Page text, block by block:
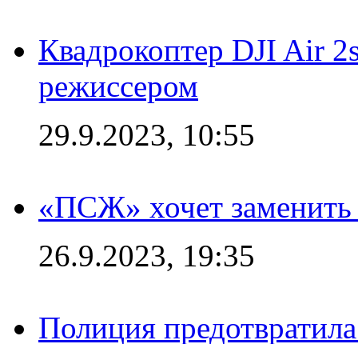
Квадрокоптер DJI Air
режиссером
29.9.2023, 10:55
«ПСЖ» хочет
26.9.2023, 19:35
Полиция